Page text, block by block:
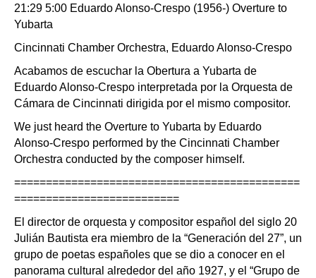
21:29 5:00 Eduardo Alonso-Crespo (1956-) Overture to
Yubarta
Cincinnati Chamber Orchestra, Eduardo Alonso-Crespo
Acabamos de escuchar la Obertura a Yubarta de
Eduardo Alonso-Crespo interpretada por la Orquesta de
Cámara de Cincinnati dirigida por el mismo compositor.
We just heard the Overture to Yubarta by Eduardo
Alonso-Crespo performed by the Cincinnati Chamber
Orchestra conducted by the composer himself.
=============================================
==========================
El director de orquesta y compositor español del siglo 20
Julián Bautista era miembro de la “Generación del 27”, un
grupo de poetas españoles que se dio a conocer en el
panorama cultural alrededor del año 1927, y el “Grupo de